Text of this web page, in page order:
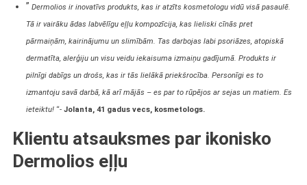
” Dermolios ir inovatīvs produkts, kas ir atzīts kosmetologu vidū visā pasaulē.
Tā ir vairāku ādas labvēlīgu eļļu kompozīcija, kas lieliski cīnās pret
pārmaiņām, kairinājumu un slimībām. Tas darbojas labi psoriāzes, atopiskā
dermatīta, alerģiju un visu veidu iekaisuma izmaiņu gadījumā. Produkts ir
pilnīgi dabīgs un drošs, kas ir tās lielākā priekšrocība. Personīgi es to
izmantoju savā darbā, kā arī mājās – es par to rūpējos ar sejas un matiem. Es
ieteiktu! “- Jolanta, 41 gadus vecs, kosmetologs.
Klientu atsauksmes par ikonisko
Dermolios eļļu